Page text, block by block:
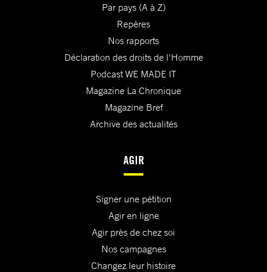
Par pays (A à Z)
Repères
Nos rapports
Déclaration des droits de l'Homme
Podcast WE MADE IT
Magazine La Chronique
Magazine Bref
Archive des actualités
AGIR
Signer une pétition
Agir en ligne
Agir près de chez soi
Nos campagnes
Changez leur histoire